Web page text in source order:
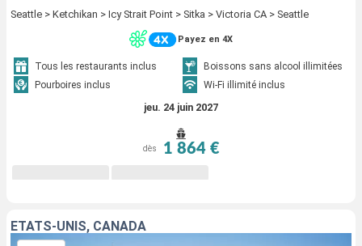
Seattle > Ketchikan > Icy Strait Point > Sitka > Victoria CA > Seattle
Payez en 4X
Tous les restaurants inclus
Boissons sans alcool illimitées
Pourboires inclus
Wi-Fi illimité inclus
jeu. 24 juin 2027
dès 1 864 €
ÉTATS-UNIS, CANADA